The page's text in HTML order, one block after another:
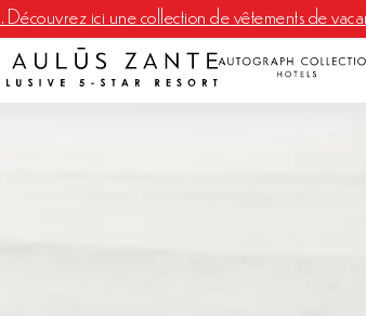
ici une collection de vêtements de